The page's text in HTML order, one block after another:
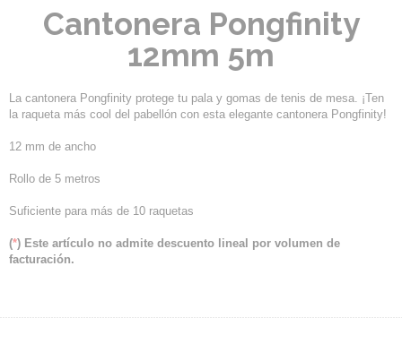
Cantonera Pongfinity
12mm 5m
La cantonera Pongfinity protege tu pala y gomas de tenis de mesa. ¡Ten
la raqueta más cool del pabellón con esta elegante cantonera Pongfinity!
12 mm de ancho
Rollo de 5 metros
Suficiente para más de 10 raquetas
(*) Este artículo no admite descuento lineal por volumen de
facturación.